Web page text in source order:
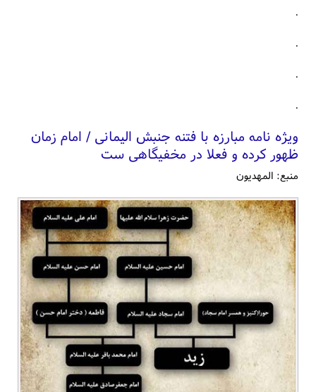
.
.
.
.
ویژه نامه مبارزه با فتنه جنبش الیمانی / امام زمان
ظهور کرده و فعلا در مخفیگاهی ست
منبع: المهدیون